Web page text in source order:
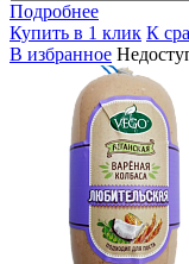
Подробнее
Купить в 1 клик К
В избранное